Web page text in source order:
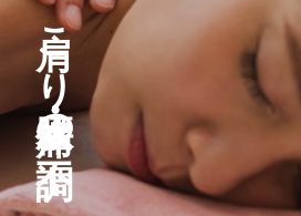
小顔
ビナシスでは、小顔効果
エステサービスをご提供
肩こり・腰痛・体の不調